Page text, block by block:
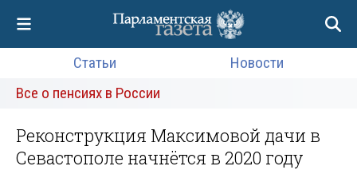
Статьи
Новости
Все о пенсиях в России
Реконструкция Максимовой дачи в
Севастополе начнётся в 2020 году